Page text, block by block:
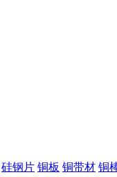
硅钢片 铜板 铜带材 铜